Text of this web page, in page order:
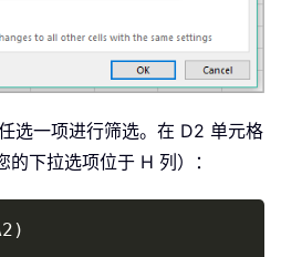
选一项进行筛选。在 D2 单元格
下拉选项位于 H 列）：